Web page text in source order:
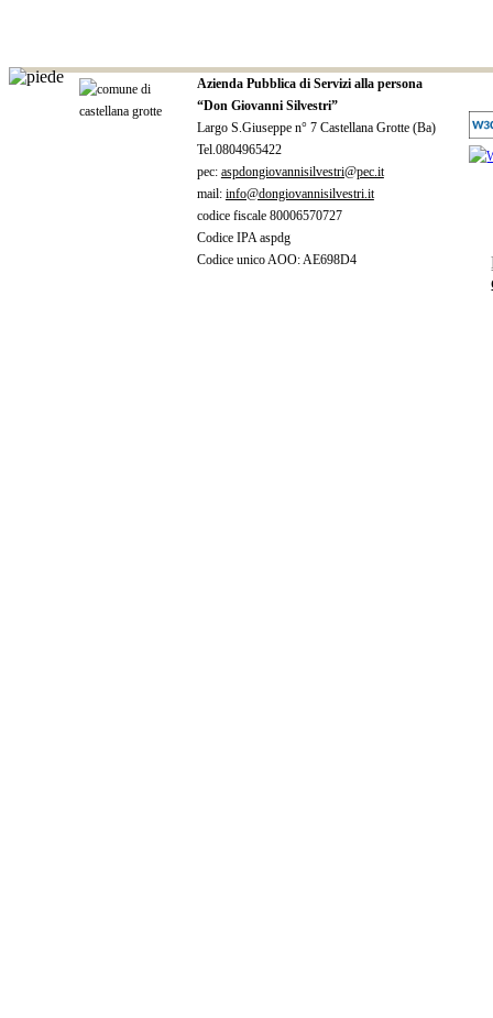
Azienda Pubblica di Servizi alla persona
“Don Giovanni Silvestri”
Largo S.Giuseppe n° 7 Castellana Grotte (Ba)
Tel.0804965422
pec: aspdongiovannisilvestri@pec.it
mail: info@dongiovannisilvestri.it
codice fiscale 80006570727
Codice IPA aspdg
Codice unico AOO: AE698D4